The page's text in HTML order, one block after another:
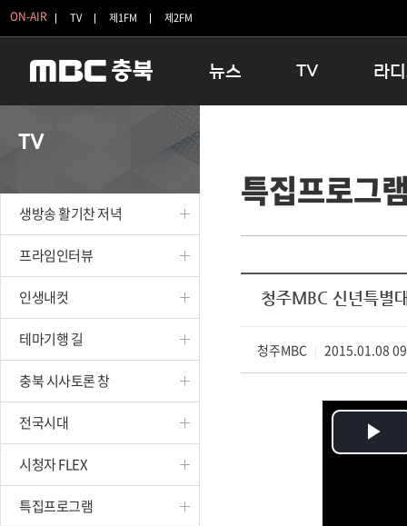
ON-AIR TV 제1FM 제2FM
뉴스
보은
옥천
TV
인생내컷
테마기행 길
시청자 FLEX
특집프로그램
종영프로그램
라
16:00 완
우리 고
TV
생방송 활기찬 저녁
프라임인터뷰
인생내컷
테마기행 길
충북 시사토론 창
전국시대
시청자 FLEX
특집프로그램
특집프로그
청주MBC 신년특별
청주MBC 2015.01.08